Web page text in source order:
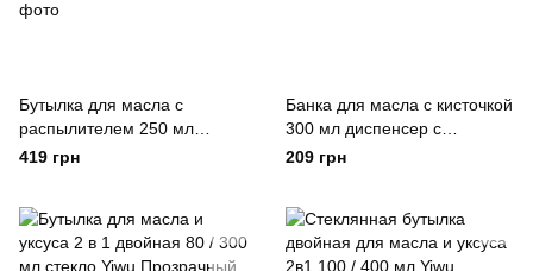
Бутылка для масла с
распылителем 250 мл
бутылка для подсолнечного,
Yiwu Зелений
419 грн
Банка для масла с кисточкой
300 мл диспенсер с
кисточкой для оливкового,
209 грн